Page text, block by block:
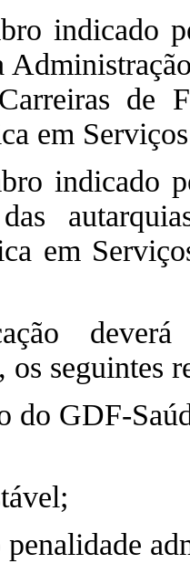
indicado
de
em
indicado
em
deverá
os seguintes
do GDF-